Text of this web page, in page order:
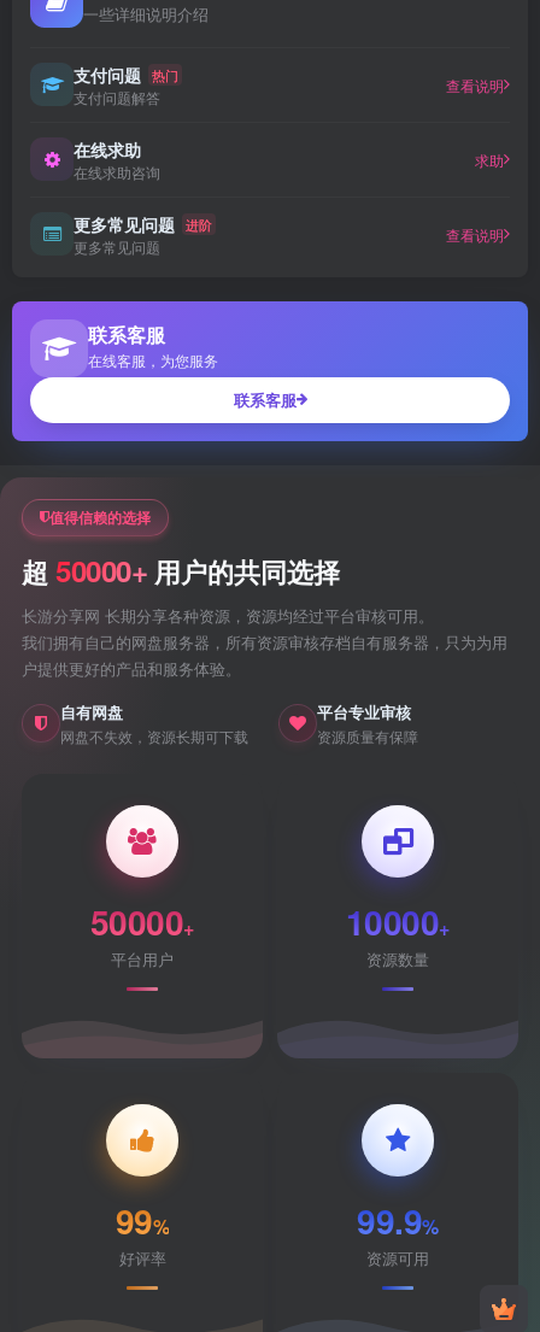
一些详细说明介绍
支付问题 热门
支付问题解答
查看说明
在线求助
在线求助咨询
求助
更多常见问题 进阶
更多常见问题
查看说明
联系客服
在线客服，为您服务
联系客服
值得信赖的选择
超 50000+ 用户的共同选择
长游分享网 长期分享各种资源，资源均经过平台审核可用。
我们拥有自己的网盘服务器，所有资源审核存档自有服务器，只为为用
户提供更好的产品和服务体验。
自有网盘
网盘不失效，资源长期可下载
平台专业审核
资源质量有保障
50000+
平台用户
10000+
资源数量
99%
好评率
99.9%
资源可用